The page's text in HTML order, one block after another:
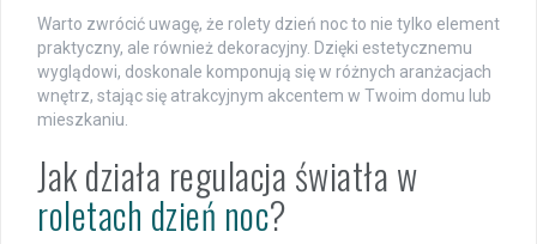
Warto zwrócić uwagę, że rolety dzień noc to nie tylko element
praktyczny, ale również dekoracyjny. Dzięki estetycznemu
wyglądowi, doskonale komponują się w różnych aranżacjach
wnętrz, stając się atrakcyjnym akcentem w Twoim domu lub
mieszkaniu.
Jak działa regulacja światła w
roletach dzień noc?